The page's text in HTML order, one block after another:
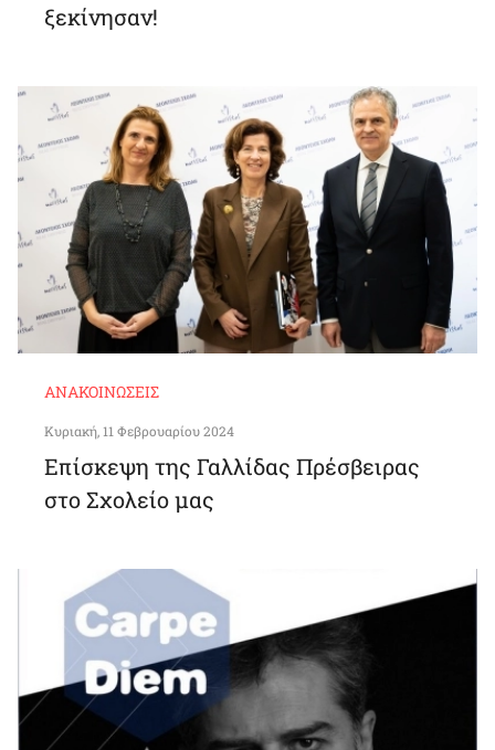
ξεκίνησαν!
ΑΝΑΚΟΙΝΏΣΕΙΣ
Κυριακή, 11 Φεβρουαρίου 2024
Επίσκεψη της Γαλλίδας Πρέσβειρας
στο Σχολείο μας